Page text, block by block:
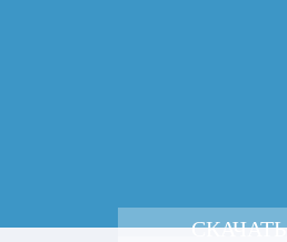
СКАЧАТЬ